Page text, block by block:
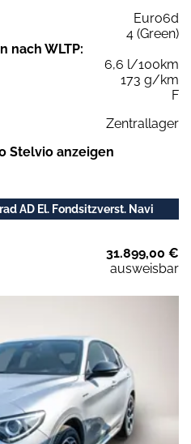
Euro6d
4 (Green)
nach WLTP:
6,6 l/100km
173 g/km
F
Zentrallager
Stelvio anzeigen
AD El. Fondsitzverst. Navi
31.899,00 €
ausweisbar